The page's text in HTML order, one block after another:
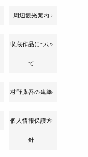
周辺観光案内
収蔵作品につい
て
村野藤吾の建築
個人情報保護方
針